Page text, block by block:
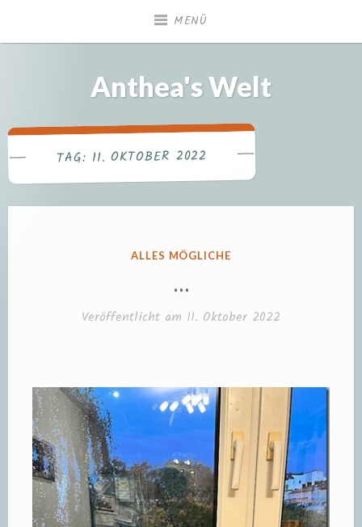
MENÜ
Anthea's Welt
TAG: 11. OKTOBER 2022
VERÖFFENTLICHT
ALLES MÖGLICHE
…
Veröffentlicht am 11. Oktober 2022